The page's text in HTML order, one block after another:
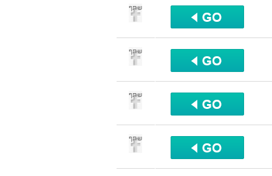
שתף
שתף
שתף
שתף